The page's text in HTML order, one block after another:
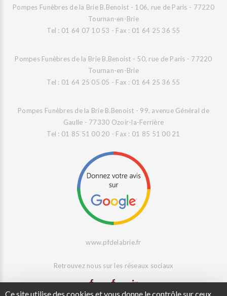
Ce site utilise des cookies et vous donne le contrôle sur ceux
Pompes Funèbres de la Brie B.Benoist - 106, rue de Paris - 77220
Tournan-en-Brie
Tel : 01 64 07 10 53 - Fax : 01 64 25 36 55
Pompes Funèbres de la Brie B.Benoist - 50, rue de Paris - 77220
Tournan-en-Brie
Tel : 01 64 25 05 05 - Fax : 01 64 25 36 55
Pompes Funèbres de la Brie B.Benoist - 99, avenue Général de
Gaulle - 77330 Ozoir-la-Ferrière
Tel : 01 85 51 00 20 - Fax : 01 85 51 00 21
www.pfdelabrie.fr
Retrouvez nous sur les réseaux sociaux